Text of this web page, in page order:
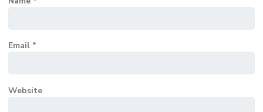
Email *
Website